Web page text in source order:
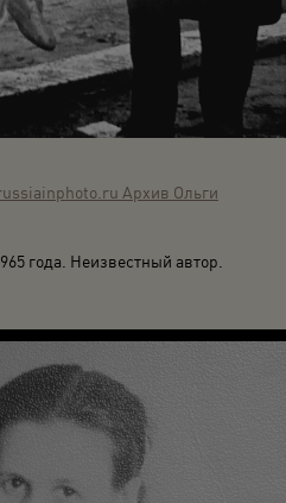
Архив Ольги
года. Неизвестный автор.